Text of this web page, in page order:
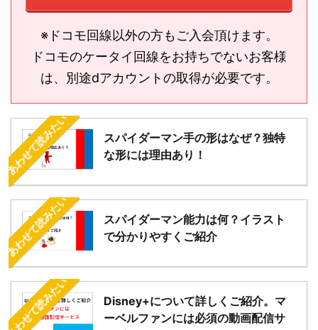
※ドコモ回線以外の方もご入会頂けます。
ドコモのケータイ回線をお持ちでないお客様
は、別途dアカウントの取得が必要です。
あわせて読みたい
スパイダーマン手の形はなぜ？独特
な形には理由あり！
あわせて読みたい
スパイダーマン能力は何？イラスト
で分かりやすくご紹介
あわせて読みたい
Disney+について詳しくご紹介。マ
ーベルファンには必須の動画配信サ